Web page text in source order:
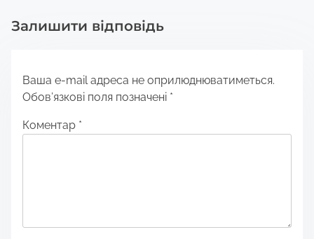
Залишити відповідь
Ваша e-mail адреса не оприлюднюватиметься.
Обов’язкові поля позначені *
Коментар *